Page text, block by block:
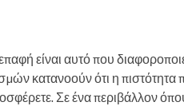
είναι αυτό που
κατανοούν ότι η πιστότητα
Σε ένα περιβάλλον